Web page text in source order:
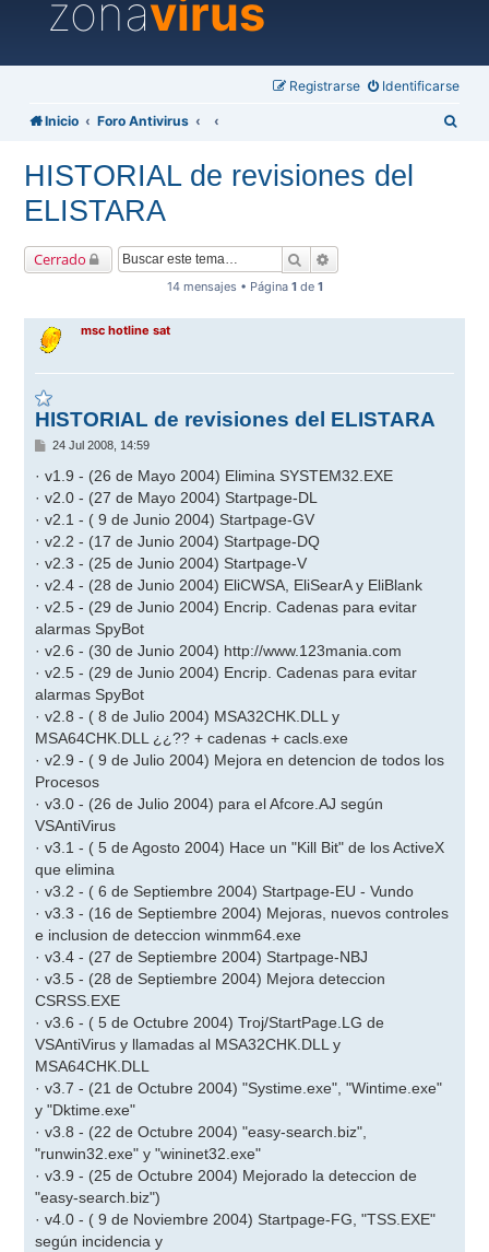
zonavirus
Identificarse
Registrarse
Inicio Foro Antivirus
HISTORIAL de revisiones del
ELISTARA
Cerrado Buscar
14 mensajes • Página 1 de 1
msc hotline sat
HISTORIAL de revisiones del ELISTARA
M
n
a
e
24 Jul 2008, 14:59
· v1.9 - (26 de Mayo 2004) Elimina SYSTEM32.EXE
· v2.0 - (27 de Mayo 2004) Startpage-DL
· v2.1 - ( 9 de Junio 2004) Startpage-GV
· v2.2 - (17 de Junio 2004) Startpage-DQ
· v2.3 - (25 de Junio 2004) Startpage-V
· v2.4 - (28 de Junio 2004) EliCWSA, EliSearA y EliBlank
· v2.5 - (29 de Junio 2004) Encrip. Cadenas para evitar
alarmas SpyBot
· v2.6 - (30 de Junio 2004) http://www.123mania.com
· v2.5 - (29 de Junio 2004) Encrip. Cadenas para evitar
alarmas SpyBot
· v2.8 - ( 8 de Julio 2004) MSA32CHK.DLL y
MSA64CHK.DLL ¿¿?? + cadenas + cacls.exe
· v2.9 - ( 9 de Julio 2004) Mejora en detencion de todos los
Procesos
· v3.0 - (26 de Julio 2004) para el Afcore.AJ según
VSAntiVirus
· v3.1 - ( 5 de Agosto 2004) Hace un "Kill Bit" de los ActiveX
que elimina
· v3.2 - ( 6 de Septiembre 2004) Startpage-EU - Vundo
· v3.3 - (16 de Septiembre 2004) Mejoras, nuevos controles
e inclusion de deteccion winmm64.exe
· v3.4 - (27 de Septiembre 2004) Startpage-NBJ
· v3.5 - (28 de Septiembre 2004) Mejora deteccion
CSRSS.EXE
· v3.6 - ( 5 de Octubre 2004) Troj/StartPage.LG de
VSAntiVirus y llamadas al MSA32CHK.DLL y
MSA64CHK.DLL
· v3.7 - (21 de Octubre 2004) "Systime.exe", "Wintime.exe"
y "Dktime.exe"
· v3.8 - (22 de Octubre 2004) "easy-search.biz",
"runwin32.exe" y "wininet32.exe"
· v3.9 - (25 de Octubre 2004) Mejorado la deteccion de
"easy-search.biz")
· v4.0 - ( 9 de Noviembre 2004) Startpage-FG, "TSS.EXE"
según incidencia y